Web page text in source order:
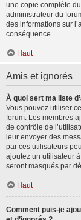
une copie complète
administrateur du
des informations sur
conséquence.
Haut
Amis et ignorés
À quoi sert ma liste
Vous pouvez utiliser
forum. Les membres
de contrôle de
leur envoyer des
par ces utilisateurs
ajoutez un utilisateur
seront masqués par
Haut
Comment puis-je